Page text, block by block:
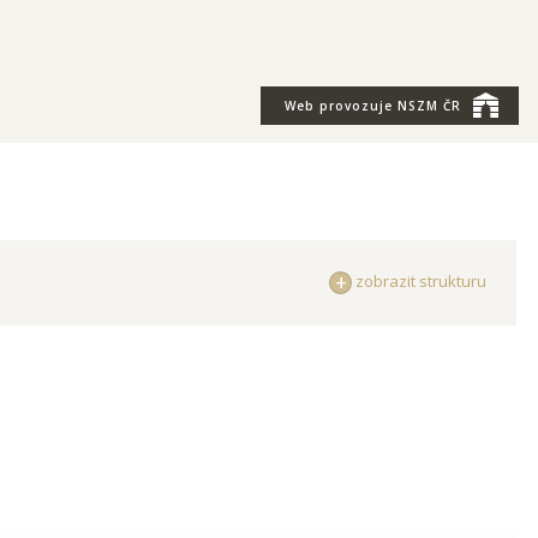
Web provozuje NSZM ČR
zobrazit strukturu